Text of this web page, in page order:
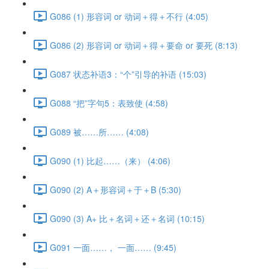
G086 (1) 形容词 or 动词＋得＋不行 (4:05)
G086 (2) 形容词 or 动词＋得＋要命 or 要死 (8:13)
G087 状态补语3：“个”引导的补语 (15:03)
G088 “把”字句5：表致使 (4:58)
G089 被……所…… (4:08)
G090 (1) 比起……（来） (4:06)
G090 (2) A＋形容词＋于＋B (5:30)
G090 (3) A+ 比＋名词＋还＋名词 (10:15)
G091 一面……， 一面…… (9:45)